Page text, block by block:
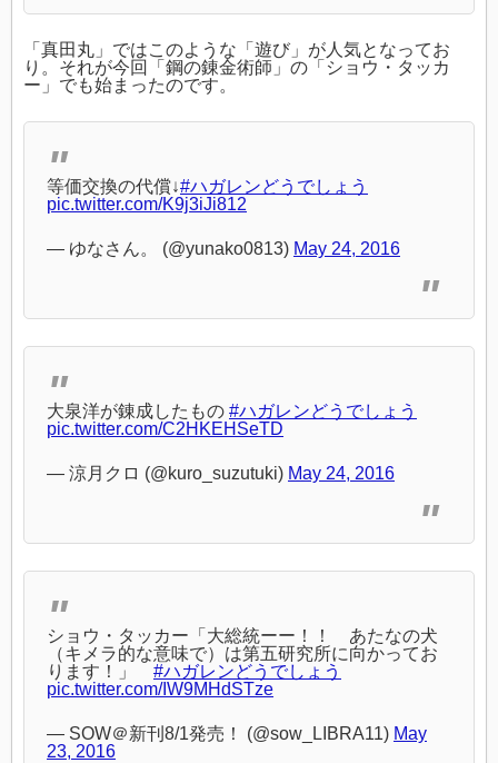
「真田丸」ではこのような「遊び」が人気となってお
り。それが今回「鋼の錬金術師」の「ショウ・タッカ
ー」でも始まったのです。
等価交換の代償↓#ハガレンどうでしょう
pic.twitter.com/K9j3iJi812
— ゆなさん。 (@yunako0813) May 24, 2016
大泉洋が錬成したもの #ハガレンどうでしょう
pic.twitter.com/C2HKEHSeTD
— 涼月クロ (@kuro_suzutuki) May 24, 2016
ショウ・タッカー「大総統ーー！！ あたなの犬
（キメラ的な意味で）は第五研究所に向かってお
ります！」 #ハガレンどうでしょう
pic.twitter.com/IW9MHdSTze
— SOW＠新刊8/1発売！ (@sow_LIBRA11) May
23, 2016